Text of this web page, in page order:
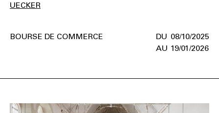
UECKER
08/10/2025
19/01/2026
BOURSE DE COMMERCE